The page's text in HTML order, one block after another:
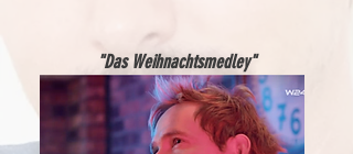
"Das Weihnachtsmedley"